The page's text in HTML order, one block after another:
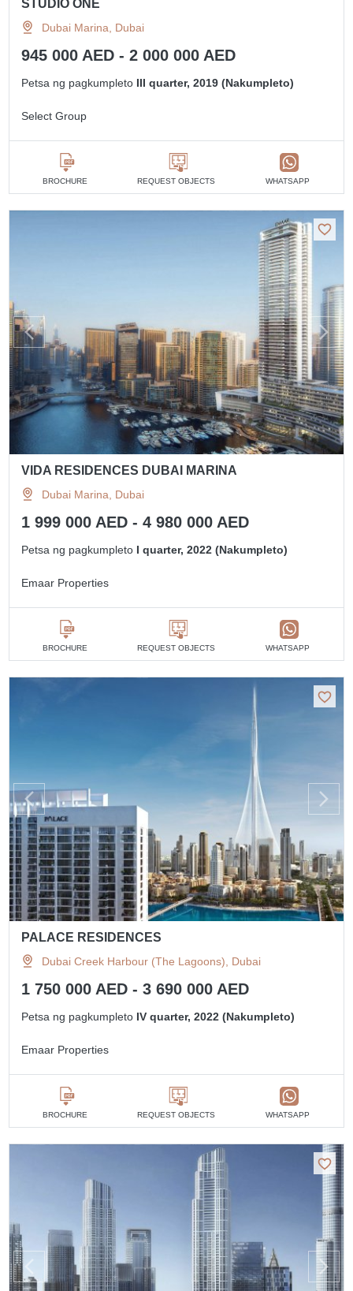
STUDIO ONE
Dubai Marina, Dubai
945 000 AED - 2 000 000 AED
Petsa ng pagkumpleto III quarter, 2019 (Nakumpleto)
Select Group
BROCHURE REQUEST OBJECTS WHATSAPP
VIDA RESIDENCES DUBAI MARINA
Dubai Marina, Dubai
1 999 000 AED - 4 980 000 AED
Petsa ng pagkumpleto I quarter, 2022 (Nakumpleto)
Emaar Properties
BROCHURE REQUEST OBJECTS WHATSAPP
PALACE RESIDENCES
Dubai Creek Harbour (The Lagoons), Dubai
1 750 000 AED - 3 690 000 AED
Petsa ng pagkumpleto IV quarter, 2022 (Nakumpleto)
Emaar Properties
BROCHURE REQUEST OBJECTS WHATSAPP